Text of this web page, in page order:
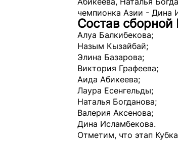
чемпионка Азии - Дина
Состав сборной
Алуа Балкибекова;
Назым Кызайбай;
Элина Базарова;
Виктория Графеева;
Аида Абикеева;
Лаура Есенгельды;
Наталья Богданова;
Валерия Аксенова;
Дина Исламбекова.
Отметим, что этап